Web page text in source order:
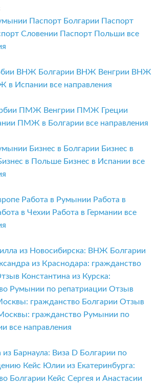
Паспорт Болгарии Паспорт
Словении Паспорт Польши все
ВНЖ Болгарии ВНЖ Венгрии ВНЖ
в Испании все направления
ПМЖ Венгрии ПМЖ Греции
ПМЖ в Болгарии все направления
Бизнес в Болгарии Бизнес в
в Польше Бизнес в Испании все
Работа в Румынии Работа в
в Чехии Работа в Германии все
из Новосибирска: ВНЖ Болгарии
из Краснодара: гражданство
Константина из Курска:
Румынии по репатриации Отзыв
гражданство Болгарии Отзыв
гражданство Румынии по
все направления
из Барнаула: Виза D Болгарии по
Кейс Юлии из Екатеринбурга:
Болгарии Кейс Сергея и Анастасии